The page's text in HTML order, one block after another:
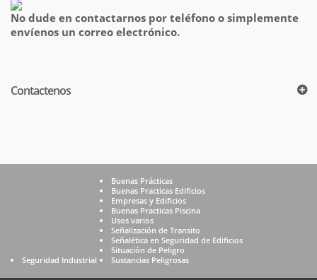
No dude en contactarnos por teléfono o simplemente
envíenos un correo electrónico.
Contactenos
Seguridad Industrial
Buenas Prácticas
Buenas Practicas Edificios
Empresas y Edificios
Buenas Practicas Piscina
Usos varios
Señalización de Transito
Señalética en Seguridad de Edificios
Situación de Peligro
Sustancias Peligrosas